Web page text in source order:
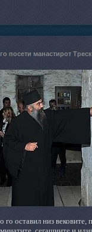
посети манастирот
оставил низ